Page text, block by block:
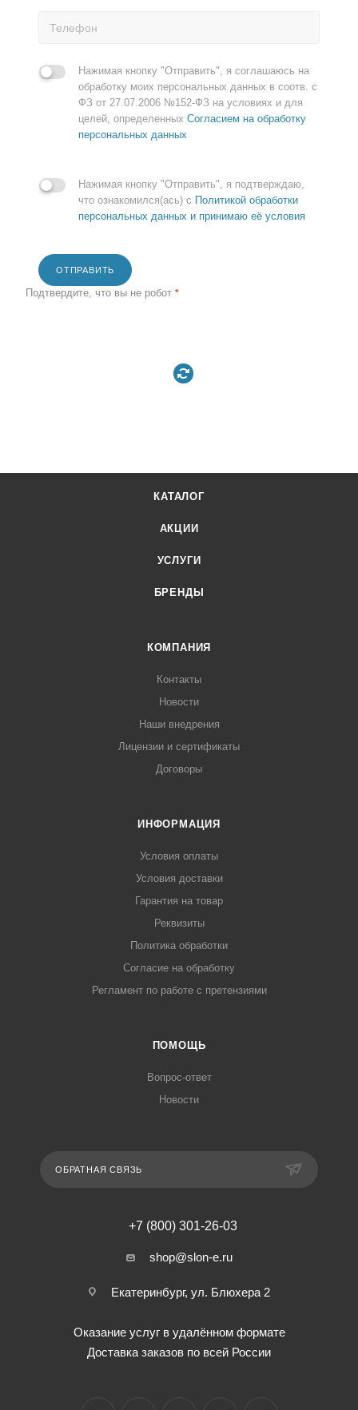
Нажимая кнопку "Отправить", я соглашаюсь на
обработку моих персональных данных в соотв. с
ФЗ от 27.07.2006 №152-ФЗ на условиях и для
целей, определенных Согласием на обработку
персональных данных
Нажимая кнопку "Отправить", я подтверждаю,
что ознакомился(ась) с Политикой обработки
персональных данных и принимаю её условия
ОТПРАВИТЬ
Подтвердите, что вы не робот *
КАТАЛОГ
АКЦИИ
УСЛУГИ
БРЕНДЫ
КОМПАНИЯ
Контакты
Новости
Наши внедрения
Лицензии и сертификаты
Договоры
ИНФОРМАЦИЯ
Условия оплаты
Условия доставки
Гарантия на товар
Реквизиты
Политика обработки
Согласие на обработку
Регламент по работе с претензиями
ПОМОЩЬ
Вопрос-ответ
Новости
ОБРАТНАЯ СВЯЗЬ
+7 (800) 301-26-03
shop@slon-e.ru
Екатеринбург, ул. Блюхера 2
Оказание услуг в удалённом формате
Доставка заказов по всей России